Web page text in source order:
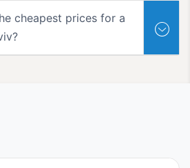
cheapest prices for a